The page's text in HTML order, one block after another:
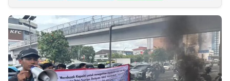
TREETAN
MULTIMEDIA
INDONESIA
Partner